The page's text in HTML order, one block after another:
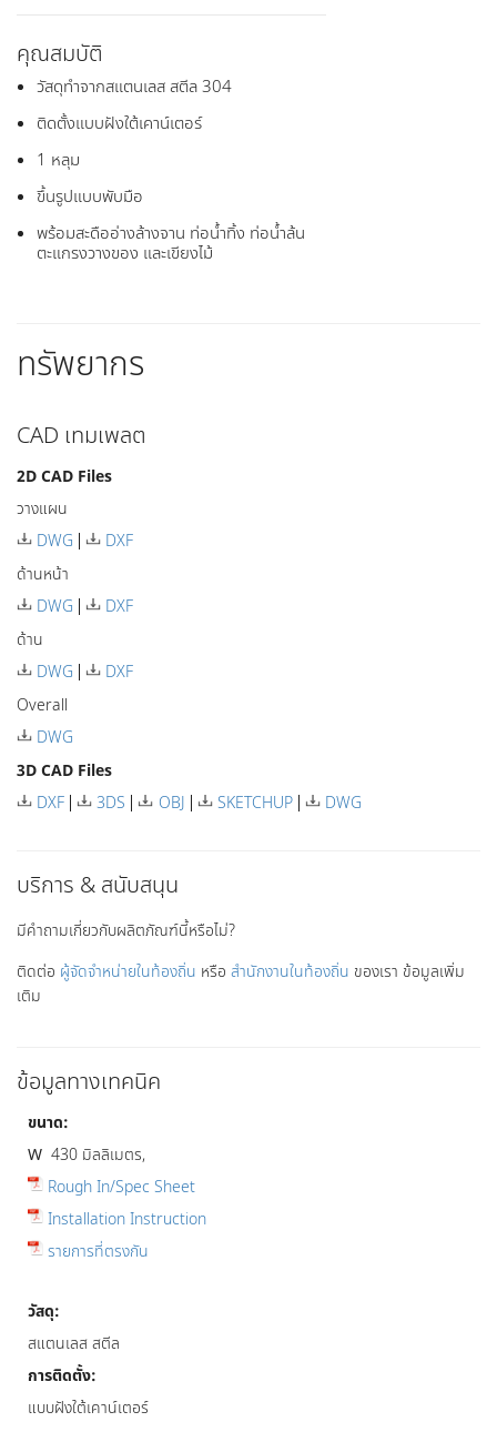
คุณสมบัติ
วัสดุทำจากสแตนเลส สตีล 304
ติดตั้งแบบฝังใต้เคาน์เตอร์
1 หลุม
ขึ้นรูปแบบพับมือ
พร้อมสะดืออ่างล้างจาน ท่อน้ำทิ้ง ท่อน้ำล้น
ตะแกรงวางของ และเขียงไม้
ทรัพยากร
CAD เทมเพลต
2D CAD Files
วางแผน
DWG
DXF
ด้านหน้า
DWG
DXF
ด้าน
DWG
DXF
Overall
DWG
3D CAD Files
DXF
3DS OBJ SKETCHUP DWG
บริการ & สนับสนุน
มีคำถามเกี่ยวกับผลิตภัณฑ์นี้หรือไม่?
ติดต่อ ผู้จัดจำหน่ายในท้องถิ่น หรือ สำนักงานในท้องถิ่น ของเรา ข้อมูลเพิ่ม
เติม
ข้อมูลทางเทคนิค
ขนาด:
W 430 มิลลิเมตร,
Rough In/Spec Sheet
Installation Instruction
รายการที่ตรงกัน
วัสดุ:
สแตนเลส สตีล
การติดตั้ง:
แบบฝังใต้เคาน์เตอร์